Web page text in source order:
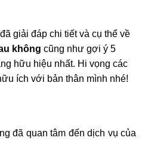
giải đáp chi tiết và cụ thể về
không cũng như gợi ý 5
hữu hiệu nhất. Hi vọng các
ích với bản thân mình nhé!
đã quan tâm đến dịch vụ của